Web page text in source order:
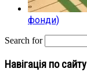
фонди)
Search for
Навігація по сайту